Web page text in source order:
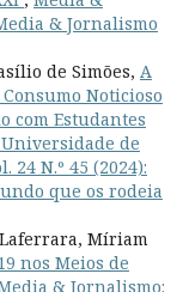
& Jornalismo
de Simões, A
Noticioso
com Estudantes
de
24 N.º 45 (2024):
que os rodeia
Míriam
nos Meios de
& Jornalismo: